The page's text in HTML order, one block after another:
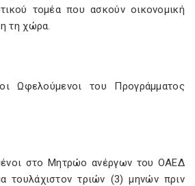
τομέα που ασκούν οικονομική
τη χώρα.
Ωφελούμενοι του Προγράμματος
στο Μητρώο ανέργων του ΟΑΕΔ
τουλάχιστον τριών (3) μηνών πριν